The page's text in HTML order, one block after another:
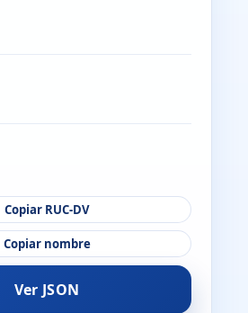
Copiar RUC-DV
Copiar nombre
Ver JSON